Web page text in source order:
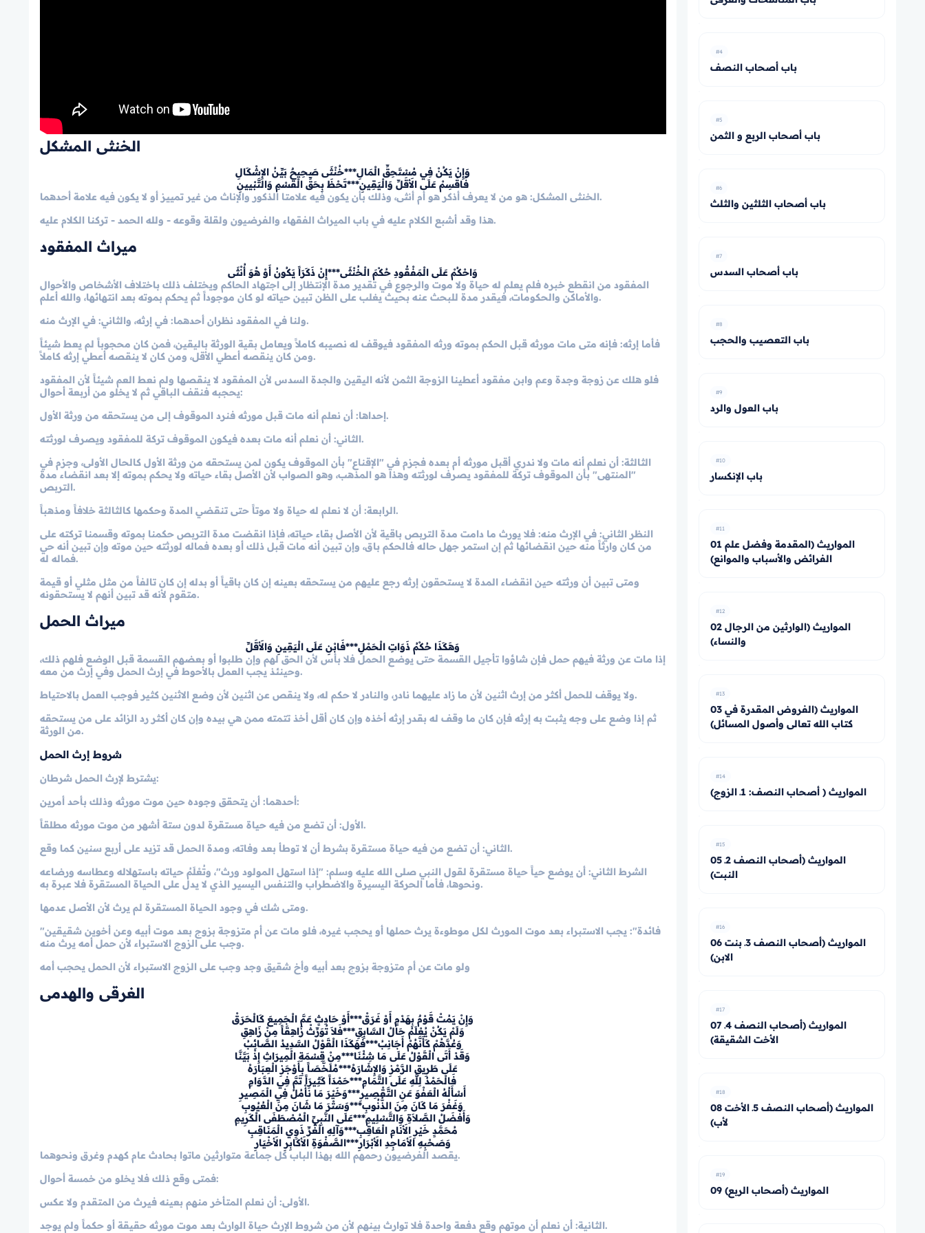
الخنثى المشكل
وَإِنْ يَكُنْ فِي مُسْتَحِقِّ الْمَالِ***خُنْثَى صَحِيحٌ بَيِّنُ الإِشْكَالِ
فَاقْسِمْ عَلَى الأَقَلِّ وَالْيَقِينِ***تَحْظَ بِحَقِّ الْقَسْمِ وَالتَّبْيينِ
الخنثى المشكل: هو من لا يعرف أذكر هو أم أنثى، وذلك بأن يكون فيه علامتا الذكور والإناث من غير تمييز أو لا يكون فيه علامة أحدهما.
هذا وقد أشبع الكلام عليه في باب الميراث الفقهاء والفرضيون ولقلة وقوعه - ولله الحمد - تركنا الكلام عليه.
ميراث المفقود
وَاحْكُمْ عَلَى الْمَفْقُودِ حُكْمَ الْخُنْثَى***إِنْ ذَكَرَاً يَكُونُ أَوْ هُوَ أُنْثَى
المفقود من انقطع خبره فلم يعلم له حياة ولا موت والرجوع في تقدير مدة الإنتظار إلى اجتهاد الحاكم ويختلف ذلك باختلاف الأشخاص والأحوال
والأماكن والحكومات، فيقدر مدة للبحث عنه بحيث يغلب على الظن تبين حياته لو كان موجوداً ثم يحكم بموته بعد انتهائها، والله أعلم.
ولنا في المفقود نظران أحدهما: في إرثه، والثاني: في الإرث منه.
فأما إرثه: فإنه متى مات مورثه قبل الحكم بموته ورثه المفقود فيوقف له نصيبه كاملاً ويعامل بقية الورثة باليقين، فمن كان محجوباً لم يعط شيئاً
ومن كان ينقصه أعطي الأقل، ومن كان لا ينقصه أعطي إرثه كاملاً.
فلو هلك عن زوجة وجدة وعم وابن مفقود أعطينا الزوجة الثمن لأنه اليقين والجدة السدس لأن المفقود لا ينقصها ولم نعط العم شيئاً لأن المفقود
يحجبه فنقف الباقي ثم لا يخلو من أربعة أحوال:
إحداها: أن نعلم أنه مات قبل مورثه فنرد الموقوف إلى من يستحقه من ورثة الأول.
الثاني: أن نعلم أنه مات بعده فيكون الموقوف تركة للمفقود ويصرف لورثته.
الثالثة: أن نعلم أنه مات ولا ندري أقبل مورثه أم بعده فجزم في "الإقناع" بأن الموقوف يكون لمن يستحقه من ورثة الأول كالحال الأولى، وجزم في
"المنتهى" بأن الموقوف تركة للمفقود يصرف لورثته وهذا هو المذهب، وهو الصواب لأن الأصل بقاء حياته ولا يحكم بموته إلا بعد انقضاء مدة
التربص.
الرابعة: أن لا نعلم له حياة ولا موتاً حتى تنقضي المدة وحكمها كالثالثة خلافاً ومذهباً.
النظر الثاني: في الإرث منه: فلا يورث ما دامت مدة التربص باقية لأن الأصل بقاء حياته، فإذا انقضت مدة التربص حكمنا بموته وقسمنا تركته على
من كان وارثاً منه حين انقضائها ثم إن استمر جهل حاله فالحكم باق، وإن تبين أنه مات قبل ذلك أو بعده فماله لورثته حين موته وإن تبين أنه حي
فماله له.
ومتى تبين أن ورثته حين انقضاء المدة لا يستحقون إرثه رجع عليهم من يستحقه بعينه إن كان باقياً أو بدله إن كان تالفاً من مثل مثلي أو قيمة
متقوم لأنه قد تبين أنهم لا يستحقونه.
ميراث الحمل
وَهَكَذَا حُكْمُ ذَوَاتِ الْحَمْلِ***فَابْنِ عَلَى الْيَقِينِ وَالأَقَلِّ
إذا مات عن ورثة فيهم حمل فإن شاؤوا تأجيل القسمة حتى يوضع الحمل فلا بأس لأن الحق لهم وإن طلبوا أو بعضهم القسمة قبل الوضع فلهم ذلك،
وحينئذ يجب العمل بالأحوط في إرث الحمل وفي إرث من معه.
ولا يوقف للحمل أكثر من إرث اثنين لأن ما زاد عليهما نادر، والنادر لا حكم له، ولا ينقص عن اثنين لأن وضع الاثنين كثير فوجب العمل بالاحتياط.
ثم إذا وضع على وجه يثبت به إرثه فإن كان ما وقف له بقدر إرثه أخذه وإن كان أقل أخذ تتمته ممن هي بيده وإن كان أكثر رد الزائد على من يستحقه
من الورثة.
شروط إرث الحمل
يشترط لإرث الحمل شرطان:
أحدهما: أن يتحقق وجوده حين موت مورثه وذلك بأحد أمرين:
الأول: أن تضع من فيه حياة مستقرة لدون ستة أشهر من موت مورثه مطلقاً.
الثاني: أن تضع من فيه حياة مستقرة بشرط أن لا توطأ بعد وفاته، ومدة الحمل قد تزيد على أربع سنين كما وقع.
الشرط الثاني: أن يوضع حياً حياة مستقرة لقول النبي صلى الله عليه وسلم: "إذا استهل المولود ورث"، وتُعْلَمُ حياته باستهلاله وعطاسه ورضاعه
ونحوها، فأما الحركة اليسيرة والاضطراب والتنفس اليسير الذي لا يدل على الحياة المستقرة فلا عبرة به.
ومتى شك في وجود الحياة المستقرة لم يرث لأن الأصل عدمها.
"فائدة": يجب الاستبراء بعد موت المورث لكل موطوءة يرث حملها أو يحجب غيره، فلو مات عن أم متزوجة بزوج بعد موت أبيه وعن أخوين شقيقين
وجب على الزوج الاستبراء لأن حمل أمه يرث منه.
ولو مات عن أم متزوجة بزوج بعد أبيه وأخ شقيق وجد وجب على الزوج الاستبراء لأن الحمل يحجب أمه
الغرقى والهدمى
وَإِنْ يَمُتْ قَوْمٌ بِهَدْمٍ أَوْ غَرَقْ***أَوْ حَادِثٍ عَمَّ الْجَمِيعَ كَالْحَرَقْ
وَلَمْ يَكُنْ يُعْلَمُ حَالُ السَّابِقِ***فَلاَ تُوَرِّثْ زَاهِقَاً مِنْ زَاهِقِ
وَعُدَّهُمْ كَأَنَّهُمْ أَجَانِبُ***فَهَكَذَا الْقَوْلُ السَّدِيدُ الصَّائِبُ
وَقَدْ أَتَى الْقَوْلُ عَلَى مَا شِئْنَا***مِنْ قِسْمَةِ الْمِيرَاثِ إِذْ بَيَّنَّا
عَلَى طَرِيقِ الرَّمْزِ وَالإِشَارَهْ***مُلَخَّصَاً بِأَوْجَزِ الْعِبَارَهْ
فَالْحَمْدُ لِلَّهِ عَلَى التَّمَامِ***حَمْدَاً كَثِيرَاً تَمَّ فِي الدَّوَامِ
أَسْأَلُهُ الْعَفْوَ عَنِ التَّقْصِيرِ***وَخَيْرَ مَا نَأْمُلُ فِي الْمَصِيرِ
وَغَفْرَ مَا كَانَ مِنَ الذُّنُوبِ***وَسَتْرَ مَا شَانَ مِنَ الْعُيُوبِ
وَأَفْضَلُ الصَّلاَةِ وَالتَّسْلِيمِ***عَلَى النَّبِيِّ الْمُصْطَفَى الْكَرِيمِ
مُحَمَّدٍ خَيْرِ الأَنَامِ الْعَاقِبِ***وَآلِهِ الْغُرِّ ذَوِي الْمَنَاقِبِ
وَصَحْبِهِ الأَمَاجِدِ الأَبْرَارِ***الصَّفْوَةِ الأَكَابِرِ الأَخْيَارِ
يقصد الفرضيون رحمهم الله بهذا الباب كل جماعة متوارثين ماتوا بحادث عام كهدم وغرق ونحوهما.
فمتى وقع ذلك فلا يخلو من خمسة أحوال:
الأولى: أن نعلم المتأخر منهم بعينه فيرث من المتقدم ولا عكس.
الثانية: أن نعلم أن موتهم وقع دفعة واحدة فلا توارث بينهم لأن من شروط الإرث حياة الوارث بعد موت مورثه حقيقة أو حكماً ولم يوجد.
#4
باب أصحاب النصف
#5
باب أصحاب الربع و الثمن
#6
باب أصحاب الثلثين والثلث
#7
باب أصحاب السدس
#8
باب التعصيب والحجب
#9
باب العول والرد
#10
باب الإنكسار
#11
01 المواريث (المقدمة وفضل علم
الفرائض والأسباب والموانع)
#12
02 المواريث (الوارثين من الرجال
والنساء)
#13
03 المواريث (الفروض المقدرة في
كتاب الله تعالى وأصول المسائل)
#14
المواريث ( أصحاب النصف: 1ـ الزوج)
#15
05 المواريث (أصحاب النصف 2ـ
النبت)
#16
06 المواريث (أصحاب النصف 3ـ بنت
الابن)
#17
07 المواريث (أصحاب النصف 4ـ
الأخت الشقيقة)
#18
08 المواريث (أصحاب النصف 5ـ الأخت
لأب)
#19
09 المواريث (أصحاب الربع)